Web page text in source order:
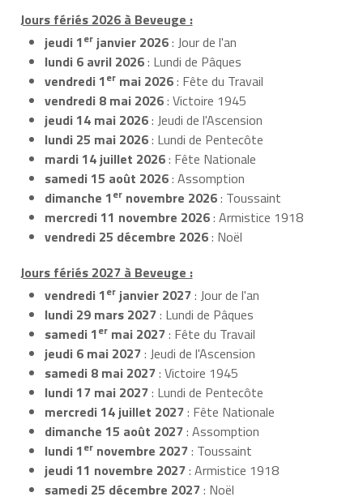
Jours fériés 2026 à Beveuge :
jeudi 1er janvier 2026: Jour de l'an
lundi 6 avril 2026: Lundi de Pâques
vendredi 1er mai 2026: Fête du Travail
vendredi 8 mai 2026: Victoire 1945
jeudi 14 mai 2026: Jeudi de l'Ascension
lundi 25 mai 2026: Lundi de Pentecôte
mardi 14 juillet 2026: Fête Nationale
samedi 15 août 2026: Assomption
dimanche 1er novembre 2026: Toussaint
mercredi 11 novembre 2026: Armistice 1918
vendredi 25 décembre 2026: Noël
Jours fériés 2027 à Beveuge :
vendredi 1er janvier 2027: Jour de l'an
lundi 29 mars 2027: Lundi de Pâques
samedi 1er mai 2027: Fête du Travail
jeudi 6 mai 2027: Jeudi de l'Ascension
samedi 8 mai 2027: Victoire 1945
lundi 17 mai 2027: Lundi de Pentecôte
mercredi 14 juillet 2027: Fête Nationale
dimanche 15 août 2027: Assomption
lundi 1er novembre 2027: Toussaint
jeudi 11 novembre 2027: Armistice 1918
samedi 25 décembre 2027: Noël